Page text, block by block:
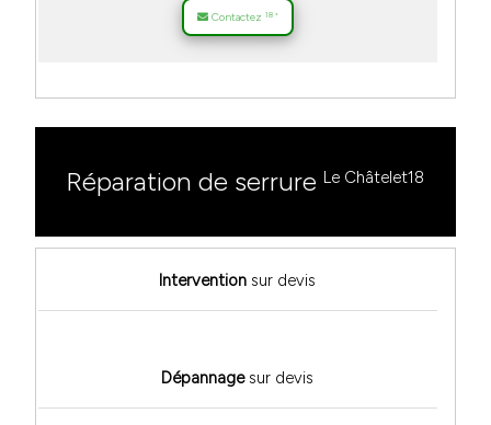
Contactez 18 *
Réparation de serrure Le Châtelet18
Intervention sur devis
Dépannagesur devis